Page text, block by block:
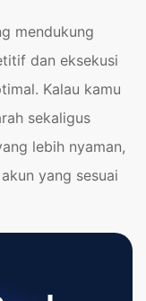
mendukung
dan eksekusi
Kalau kamu
sekaligus
lebih nyaman,
yang sesuai